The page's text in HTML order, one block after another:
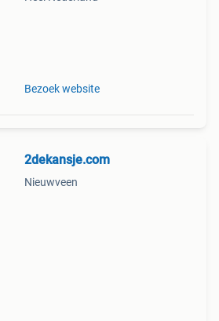
Bezoek website
2dekansje.com
Nieuwveen